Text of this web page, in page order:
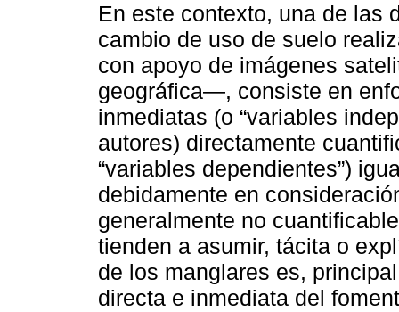
En este contexto, una de las
cambio de uso de suelo
con apoyo de imágenes
geográfica—, consiste en
inmediatas (o “variables
autores) directamente
“variables dependientes”)
debidamente en
generalmente no
tienden a asumir, tácita o
de los manglares es,
directa e inmediata del